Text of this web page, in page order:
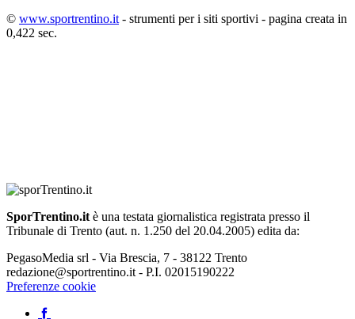
© www.sportrentino.it - strumenti per i siti sportivi - pagina creata in
0,422 sec.
SporTrentino.it è una testata giornalistica registrata presso il
Tribunale di Trento (aut. n. 1.250 del 20.04.2005) edita da:
PegasoMedia srl - Via Brescia, 7 - 38122 Trento
redazione@sportrentino.it - P.I. 02015190222
Preferenze cookie